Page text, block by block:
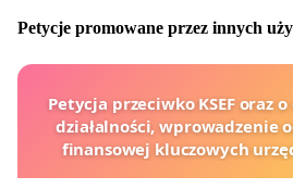
Petycje promowane przez innych
Petycja przeciwko KSEF oraz
działalności, wprowadzenie
finansowej kluczowych